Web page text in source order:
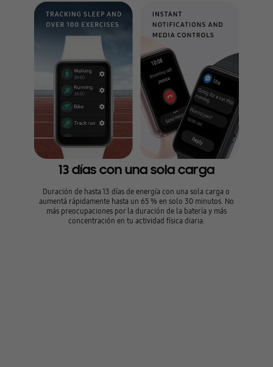
13 días con una sola carga
Duración de hasta 13 días de energía con una sola carga o
aumentá rápidamente hasta un 65 % en solo 30 minutos. No
más preocupaciones por la duración de la batería y más
concentración en tu actividad física diaria.